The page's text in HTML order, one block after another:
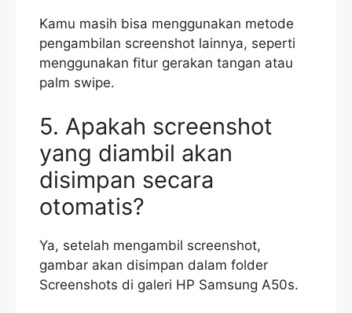
Kamu masih bisa menggunakan metode
pengambilan screenshot lainnya, seperti
menggunakan fitur gerakan tangan atau
palm swipe.
5. Apakah screenshot
yang diambil akan
disimpan secara
otomatis?
Ya, setelah mengambil screenshot,
gambar akan disimpan dalam folder
Screenshots di galeri HP Samsung A50s.